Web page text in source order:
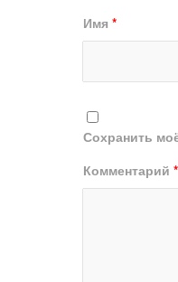
Имя *
Сохранить
Комментарий *